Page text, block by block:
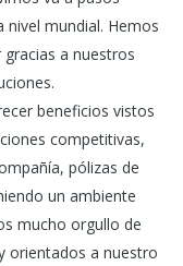
nivel mundial. Hemos
a nuestros
beneficios vistos
competitivas,
pólizas de
un ambiente
mucho orgullo de
orientados a nuestro